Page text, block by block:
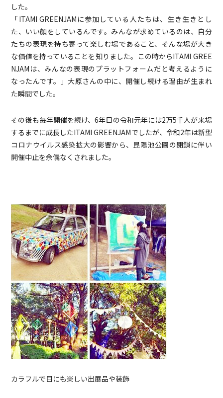
した。
「ITAMI GREENJAMに参加している人たちは、生き生きとし
た、いい顔をしているんです。みんなが求めているのは、自分
たちの表現を持ち寄って楽しむ場であること、そんな場が大き
な価値を持っていることを知りました。この時からITAMI GREE
NJAMは、みんなの表現のプラットフォームだと考えるように
なったんです。」大原さんの中に、開催し続ける理由が生まれ
た瞬間でした。
その後も毎年開催を続け、6年目の令和元年には2万5千人が来場
するまでに成長したITAMI GREENJAMでしたが、令和2年は新型
コロナウイルス感染拡大の影響から、昆陽池公園の閉鎖に伴い
開催中止を余儀なくされました。
カラフルで目にも楽しい出展品や装飾